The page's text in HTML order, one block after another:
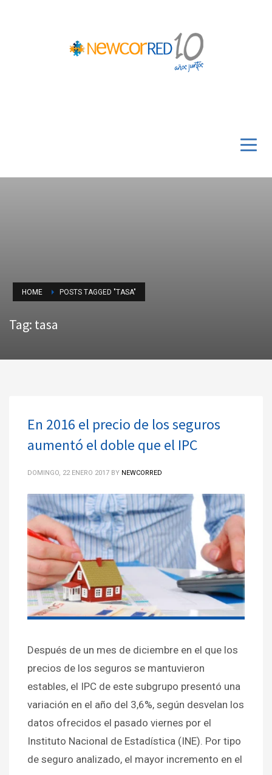
HOME POSTS TAGGED "TASA"
Tag: tasa
En 2016 el precio de los seguros
aumentó el doble que el IPC
DOMINGO, 22 ENERO 2017 BY NEWCORRED
Después de un mes de diciembre en el que los
precios de los seguros se mantuvieron
estables, el IPC de este subgrupo presentó una
variación en el año del 3,6%, según desvelan los
datos ofrecidos el pasado viernes por el
Instituto Nacional de Estadística (INE). Por tipo
de seguro analizado, el mayor incremento en el